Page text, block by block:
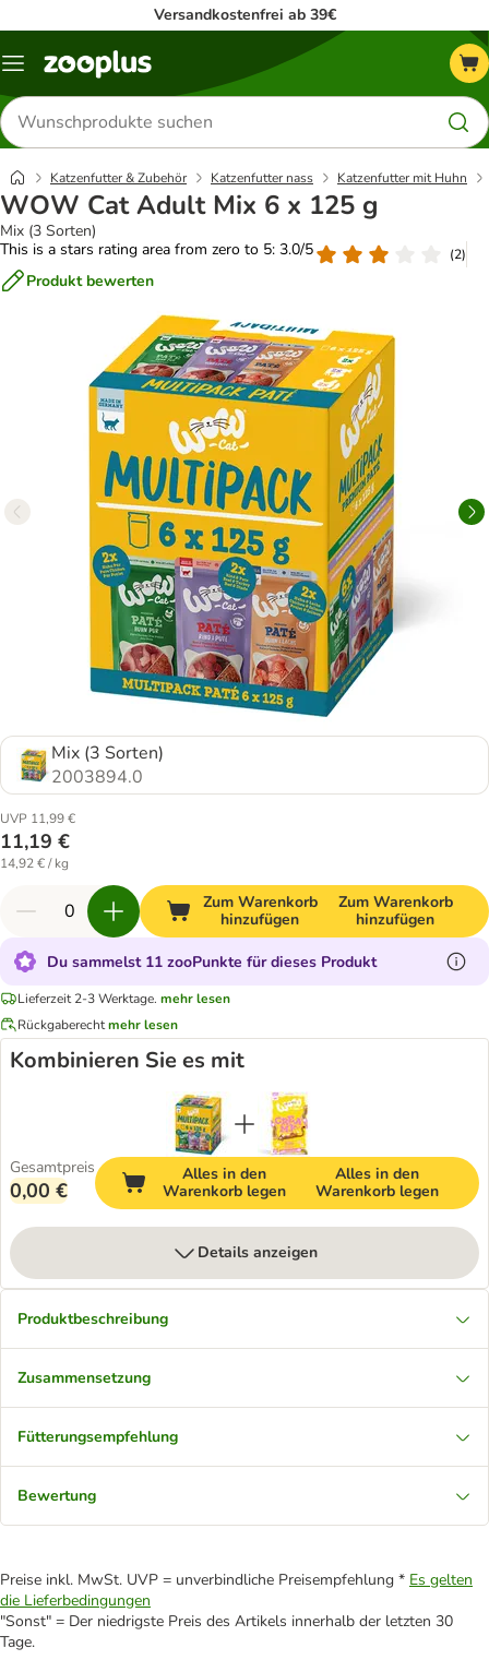
Versandkostenfrei ab 39€
Menü
Produkte
suchen
Katzenfutter & Zubehör Katzenfutter nass Katzenfutter mit Huhn
WOW Cat Adult Mix 6 x 125 g
Mix (3 Sorten)
This is a stars rating area from zero to 5: 3.0/5
(2)
Produkt bewerten
Mix (3 Sorten)
2003894.0
UVP 11,99 €
11,19 €
14,92 € / kg
Zum Warenkorb
hinzufügen
Zum Warenkorb
hinzufügen
Du sammelst 11 zooPunkte für dieses Produkt
Lieferzeit 2-3 Werktage. mehr lesen
Rückgaberechtmehr lesen
Kombinieren Sie es mit
Gesamtpreis
0,00 €
Alles in den
Warenkorb legen
Alles in den
Warenkorb legen
Details anzeigen
Produktbeschreibung
Zusammensetzung
Fütterungsempfehlung
Bewertung
Preise inkl. MwSt. UVP = unverbindliche Preisempfehlung * Es gelten
die Lieferbedingungen
"Sonst" = Der niedrigste Preis des Artikels innerhalb der letzten 30
Tage.